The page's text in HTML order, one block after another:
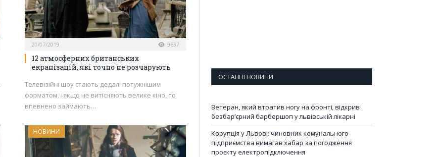
20/07/2019 9637
12 атмосферних британських
екранізацій, які точно не розчарують
Телевізійні шоу стають дедалі потужнішим
форматом, і якщо не витісняють велике кіно, то
впевнено займають…
НОВИНИ
ОСТАННІ НОВИНИ
Ветеран, який втратив ногу на фронті, відкрив
безбар’єрний барбершоп у львівській лікарні
Корупція у Львові: чиновник комунального
підприємства вимагав хабар за погодження
проєкту електропідключення